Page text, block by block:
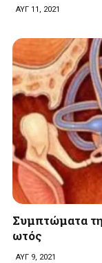
ΑΥΓ 11, 2021
Συμπτώματα
ωτός
ΑΥΓ 9, 2021